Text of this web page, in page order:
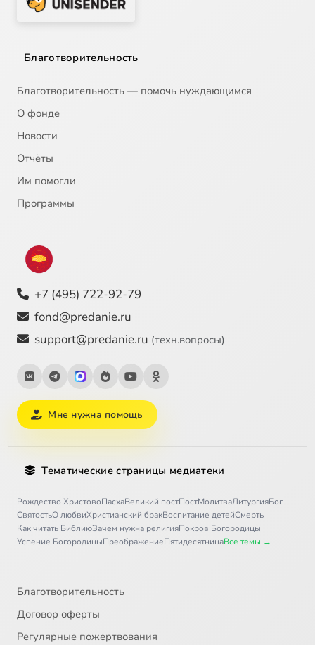
Благотворительность
Благотворительность — помочь нуждающимся
О фонде
Новости
Отчёты
Им помогли
Программы
+7 (495) 722-92-79
fond@predanie.ru
support@predanie.ru (техн.вопросы)
Мне нужна помощь
Тематические страницы медиатеки
Рождество ХристовоПасхаВеликий постПостМолитваЛитургияБог
СвятостьО любвиХристианский бракВоспитание детейСмерть
Как читать БиблиюЗачем нужна религияПокров Богородицы
Успение БогородицыПреображениеПятидесятницаВсе темы →
Благотворительность
Договор оферты
Регулярные пожертвования